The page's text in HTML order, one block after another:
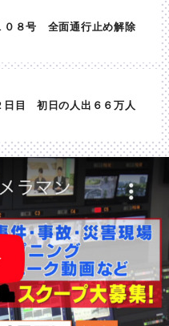
０８号 全面通行止め解除
日目 初日の人出６６万人